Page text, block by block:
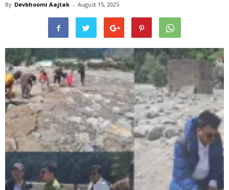
By Devbhoomi Aajtak - August 15, 2025